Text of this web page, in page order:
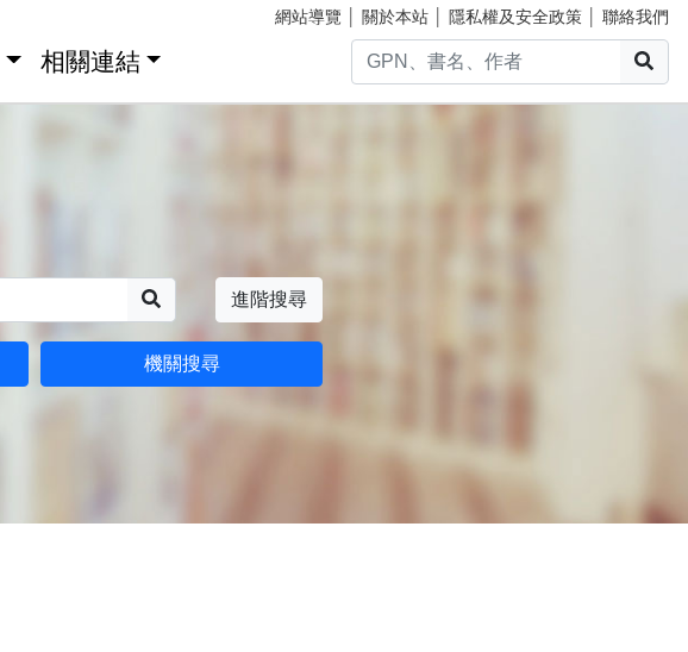
網站導覽 關於本站 隱私權及安全政策 聯絡我們
相關連結
進階搜尋
機關搜尋